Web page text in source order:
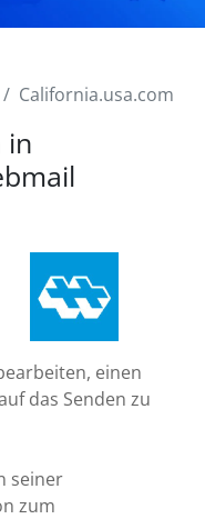
California.usa.com
in
einen
das Senden zu
seiner
zum